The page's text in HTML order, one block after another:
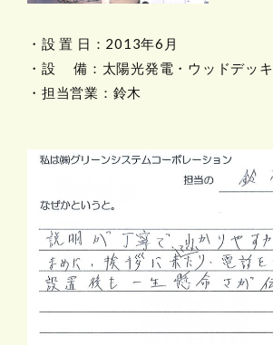
・設 置 日：2013年6月
・設 備：太陽光発電・ウッドデッキ
・担当営業：鈴木